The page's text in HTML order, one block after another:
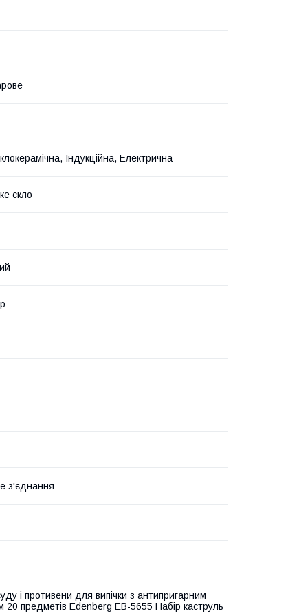
Індукційна, Електрична
скло
з'єднання
і противени для випічки з антипригарним
20 предметів Edenberg EB-5655 Набір каструль